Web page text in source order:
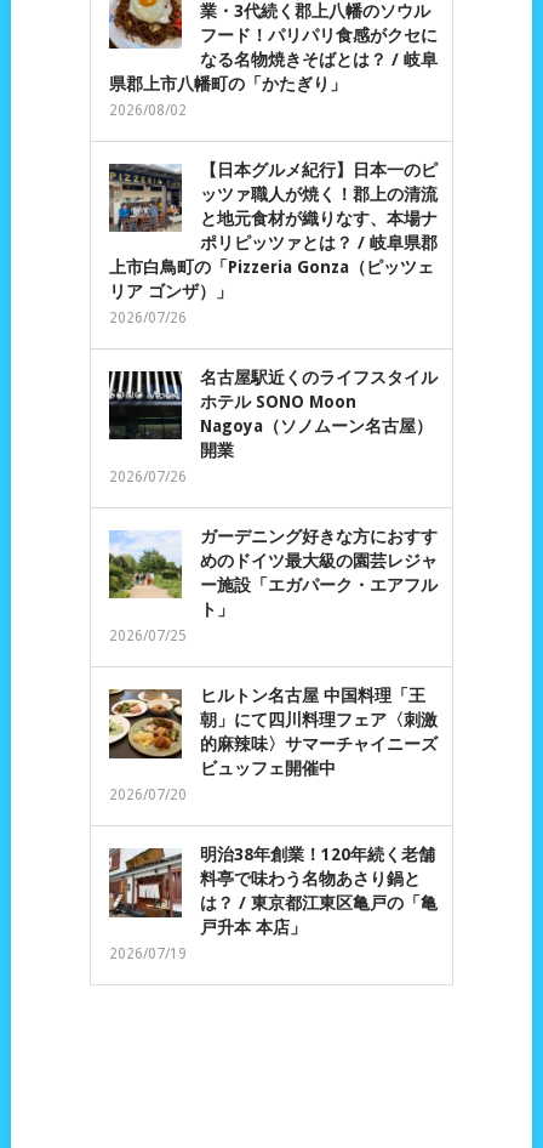
業・3代続く郡上八幡のソウル
フード！パリパリ食感がクセに
なる名物焼きそばとは？ / 岐阜
県郡上市八幡町の「かたぎり」
2026/08/02
【日本グルメ紀行】日本一のピ
ッツァ職人が焼く！郡上の清流
と地元食材が織りなす、本場ナ
ポリピッツァとは？ / 岐阜県郡
上市白鳥町の「Pizzeria Gonza（ピッツェ
リア ゴンザ）」
2026/07/26
名古屋駅近くのライフスタイル
ホテル SONO Moon
Nagoya（ソノムーン名古屋）
開業
2026/07/26
ガーデニング好きな方におすす
めのドイツ最大級の園芸レジャ
ー施設「エガパーク・エアフル
ト」
2026/07/25
ヒルトン名古屋 中国料理「王
朝」にて四川料理フェア〈刺激
的麻辣味〉サマーチャイニーズ
ビュッフェ開催中
2026/07/20
明治38年創業！120年続く老舗
料亭で味わう名物あさり鍋と
は？ / 東京都江東区亀戸の「亀
戸升本 本店」
2026/07/19